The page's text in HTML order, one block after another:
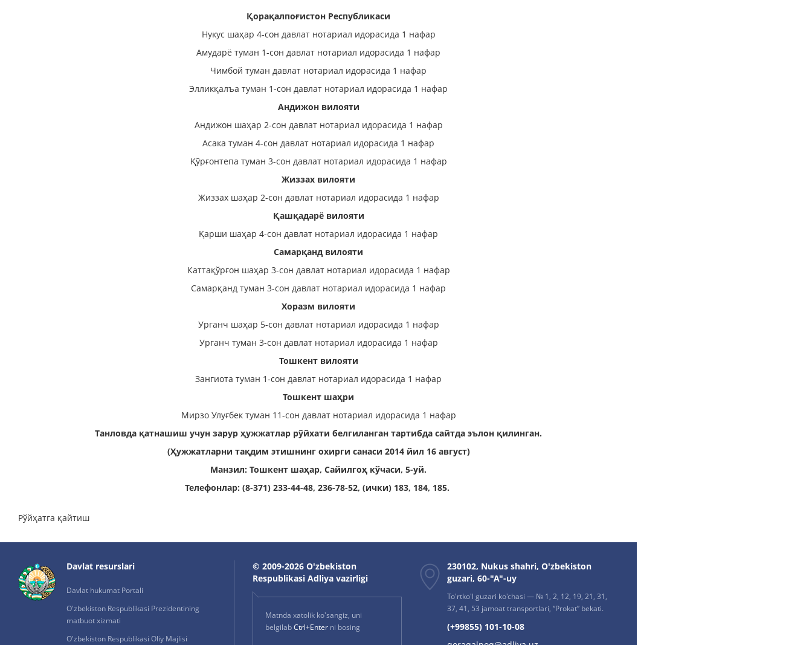
Қорақалпоғистон Республикаси
Нукус шаҳар 4-сон давлат нотариал идорасида 1 нафар
Амударё туман 1-сон давлат нотариал идорасида 1 нафар
Чимбой туман давлат нотариал идорасида 1 нафар
Элликқалъа туман 1-сон давлат нотариал идорасида 1 нафар
Андижон вилояти
Андижон шаҳар 2-сон давлат нотариал идорасида 1 нафар
Асака туман 4-сон давлат нотариал идорасида 1 нафар
Қўрғонтепа туман 3-сон давлат нотариал идорасида 1 нафар
Жиззах вилояти
Жиззах шаҳар 2-сон давлат нотариал идорасида 1 нафар
Қашқадарё вилояти
Қарши шаҳар 4-сон давлат нотариал идорасида 1 нафар
Самарқанд вилояти
Каттақўрғон шаҳар 3-сон давлат нотариал идорасида 1 нафар
Самарқанд туман 3-сон давлат нотариал идорасида 1 нафар
Хоразм вилояти
Урганч шаҳар 5-сон давлат нотариал идорасида 1 нафар
Урганч туман 3-сон давлат нотариал идорасида 1 нафар
Тошкент вилояти
Зангиота туман 1-сон давлат нотариал идорасида 1 нафар
Тошкент шаҳри
Мирзо Улуғбек туман 11-сон давлат нотариал идорасида 1 нафар
Танловда қатнашиш учун зарур ҳужжатлар рўйхати белгиланган тартибда сайтда эълон қилинган.
(Ҳужжатларни тақдим этишнинг охирги санаси 2014 йил 16 август)
Манзил: Тошкент шаҳар, Cайилгоҳ кўчаси, 5-уй.
Телефонлар: (8-371) 233-44-48, 236-78-52, (ички) 183, 184, 185.
Рўйҳатга қайтиш
Davlat resurslari
Davlat hukumat Portali
O'zbekiston Respublikasi Prezidentining
matbuot xizmati
O'zbekiston Respublikasi Oliy Majlisi
© 2009-2026 O'zbekiston
Respublikasi Adliya vazirligi
Matnda xatolik ko'sangiz, uni
belgilabCtrl+Enterni bosing
230102, Nukus shahri, O'zbekiston
guzari, 60-"A"-uy
To'rtko'l guzari ko'chasi — № 1, 2, 12, 19, 21, 31,
37, 41, 53 jamoat transportlari, “Prokat” bekati.
(+99855) 101-10-08